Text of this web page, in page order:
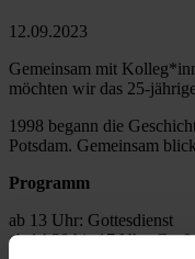
12.09.2023
Gemeinsam mit
möchten wir das 25-
1998 begann die
Potsdam. Gemeinsam
Programm
ab 13 Uhr: Gottesdienst
ab 14:30 bis 17 Uhr: